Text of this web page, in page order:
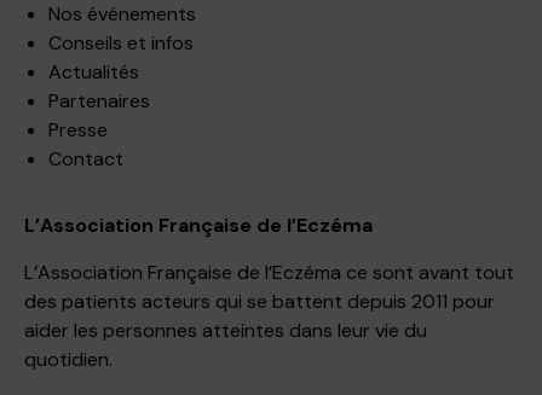
Nos événements
Conseils et infos
Actualités
Partenaires
Presse
Contact
L’Association Française de l’Eczéma
L’Association Française de l’Eczéma ce sont avant tout
des patients acteurs qui se battent depuis 2011 pour
aider les personnes atteintes dans leur vie du
quotidien.